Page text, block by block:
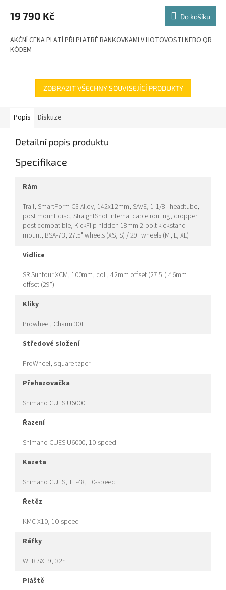
M
A
19 790 Kč Do košíku
AKČNÍ CENA PLATÍ PŘI PLATBĚ BANKOVKAMI V HOTOVOSTI NEBO QR
KÓDEM
ZOBRAZIT VŠECHNY SOUVISEJÍCÍ PRODUKTY
Popis Diskuze
Detailní popis produktu
Specifikace
rám
Trail, SmartForm C3 Alloy, 142x12mm, SAVE, 1-1/8" headtube,
post mount disc, StraightShot internal cable routing, dropper
post compatible, KickFlip hidden 18mm 2-bolt kickstand
mount, BSA-73, 27.5" wheels (XS, S) / 29" wheels (M, L, XL)
vidlice
SR Suntour XCM, 100mm, coil, 42mm offset (27.5") 46mm
offset (29")
kliky
Prowheel, Charm 30T
středové složení
ProWheel, square taper
přehazovačka
Shimano CUES U6000
řazení
Shimano CUES U6000, 10-speed
kazeta
Shimano CUES, 11-48, 10-speed
řetěz
KMC X10, 10-speed
ráfky
WTB SX19, 32h
pláště